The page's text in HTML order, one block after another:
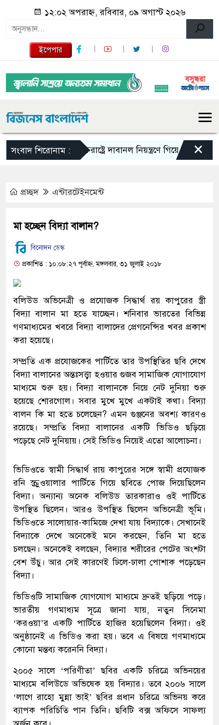
১২:০২ অপরাহ্ন, রবিবার, ০৯ অগাস্ট ২০২৬
ইপেপার
সংবাদ শিরোনাম :যুক্তরাষ্ট্রে দাবানল নিয়ন্ত্রণে গিয়ে হেলিকপ্টার×
প্রচ্ছদ এন্টারটেইনমেন্ট
মা হচ্ছেন বিদ্যা বালান?
বিনোদন ডেস্ক
প্রকাশিত : ১০:০৮:২৭ পূর্বাহ্ন, মঙ্গলবার, ৩১ জুলাই ২০১৮
বলিউড অভিনেত্রী ও প্রযোজক সিদ্ধার্থ রয় কাপুরের স্ত্রী
বিদ্যা বালান মা হতে যাচ্ছেন। শনিবার ভারতের বিভিন্ন
গণমাধ্যমের খবরে বিদ্যা বালাদের প্রেগনেন্সির খবর প্রকাশ
করা হয়েছে।
সম্প্রতি এক প্রযোজকের পার্টিতে তার উপস্থিতির ছবি দেখে
বিদ্যা বালানের অন্তঃসত্ত্বা হওয়ার গুজব সামাজিক যোগাযোগ
মাধ্যমে শুরু হয়। বিদ্যা বালানকে নিয়ে নেট দুনিয়া শুরু
হয়েছে শোরগোল। সবার মুখে মুখে একটাই কথা। বিদ্যা
বালন কি মা হতে চলেছেন? এমন গুঞ্জনের অবশ্য কারণও
রয়েছে। সম্প্রতি বিদ্যা বালানের একটি ভিডিও ছড়িয়ে
পড়েছে নেট দুনিয়ায়। সেই ভিডিও নিয়েই এতো আলোচনা।
ভিডিওতে স্বামী সিদ্ধার্থ রায় কাপুরের সঙ্গে স্বামী প্রযোজক
রনি স্ক্রুওয়ালার পার্টিতে গিয়ে ছবিতে পোজ দিয়েছিলেন
বিদ্যা। অন্যান্য অনেক বলিউড তারকারাও ওই পার্টিতে
উপস্থিত ছিলেন। আরও উপস্থিত ছিলেন অভিনেত্রী ভূমি।
ভিডিওতে সালোয়ার-কামিজে দেখা যায় বিদ্যাকে। সেখানেই
বিদ্যাকে দেখে অনেকেই মনে করছেন, তিনি মা হতে
চলছেন। অনেকেই বলছেন, বিদ্যার শরীরের পেটের অংশটা
বেশ উঁচু। আর সেই কারণেই ঢিলে-ঢালা পোশাক পড়েছেন
বিদ্যা।
ভিডিওটি সামাজিক যোগযোগ মাধ্যমে দ্রুতই ছড়িয়ে পড়ে।
ভারতীয় গণমাধ্যম সূত্রে জানা যায়, নতুন সিনেমা
‘করওয়া’র একটি পার্টিতে হাজির হয়েছিলেন বিদ্যা। ওই
অনুষ্ঠানেই এ ভিডিও করা হয়। তবে এ বিষয়ে গণমাধ্যমে
কোনো মন্তব্য করেননি বিদ্যা।
২০০৫ সালে ‘পরিণীতা’ ছবির একটি চরিত্রে অভিনয়ের
মাধ্যমে বলিউডে অভিষেক হয় বিদ্যার। তবে ২০০৬ সালে
‘লাগে রাহো মুন্না ভাই’ ছবির প্রধান চরিত্রে অভিনয় করে
ব্যাপক পরিচিতি পান তিনি। ছবিটি বক্স অফিসে সাফল্য